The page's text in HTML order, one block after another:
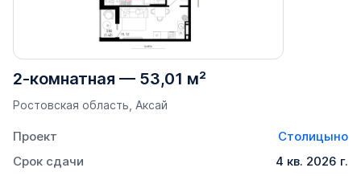
2-комнатная — 53,01 м²
Ростовская область, Аксай
Проект
Столицыно
Срок сдачи
4 кв. 2026 г.